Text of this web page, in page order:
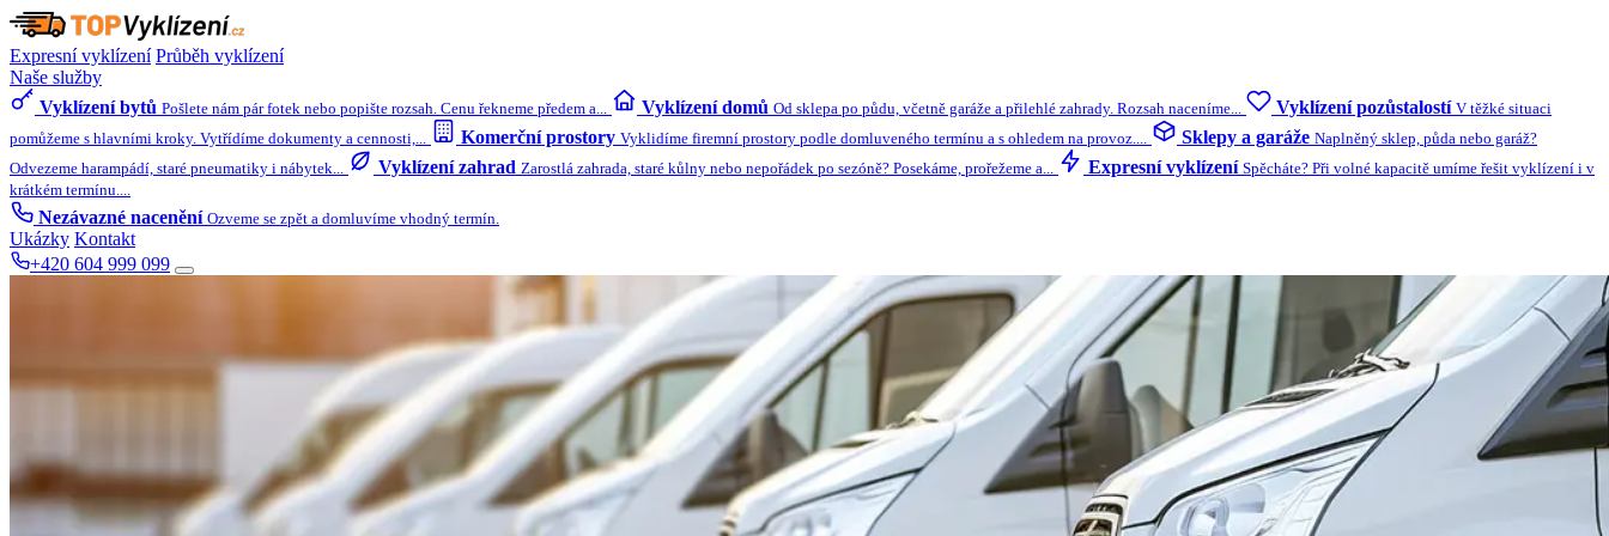
Expresní vyklízení Průběh vyklízení
Naše služby
Vyklízení bytů Pošlete nám pár fotek nebo popište rozsah. Cenu řekneme předem a... Vyklízení domů Od sklepa po půdu, včetně garáže a přilehlé zahrady. Rozsah naceníme... Vyklízení pozůstalostí V těžké situaci
pomůžeme s hlavními kroky. Vytřídíme dokumenty a cennosti,...
Komerční prostory Vyklidíme firemní prostory podle domluveného termínu a s ohledem na provoz.... Sklepy a garáže Naplněný sklep, půda nebo garáž?
Odvezeme harampádí, staré pneumatiky i nábytek...
Vyklízení zahrad Zarostlá zahrada, staré kůlny nebo nepořádek po sezóně? Posekáme, prořežeme a... Expresní vyklízení Spěcháte? Při volné kapacitě umíme řešit vyklízení i v
krátkém termínu....
Nezávazné nacenění Ozveme se zpět a domluvíme vhodný termín.
Ukázky Kontakt
+420 604 999 099